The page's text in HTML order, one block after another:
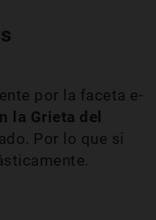
por la faceta e-
la Grieta del
Por lo que si